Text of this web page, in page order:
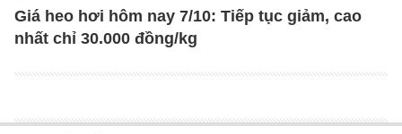
Giá heo hơi hôm nay 7/10: Tiếp tục giảm, cao
nhất chỉ 30.000 đồng/kg